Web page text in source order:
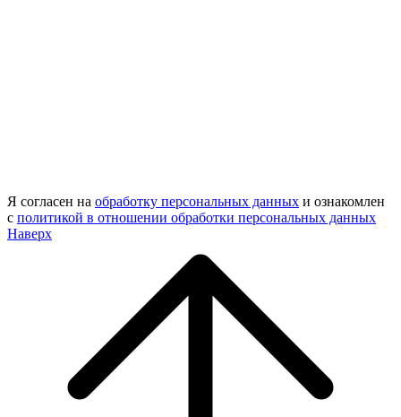
Я согласен на обработку персональных данных и ознакомлен
с политикой в отношении обработки персональных данных
Наверх